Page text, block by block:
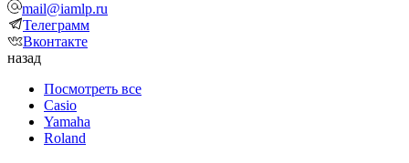
mail@iamlp.ru
Телеграмм
Вконтакте
назад
Посмотреть все
Casio
Yamaha
Roland